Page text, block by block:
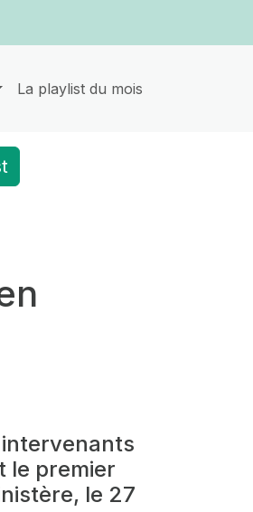
La playlist du mois
le premier
le 27